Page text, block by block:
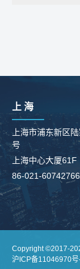
上 海
上海市浦东新区
号
上海中心大厦61F
86-021-60742766
Copyright ©2017-
沪ICP备11046970号